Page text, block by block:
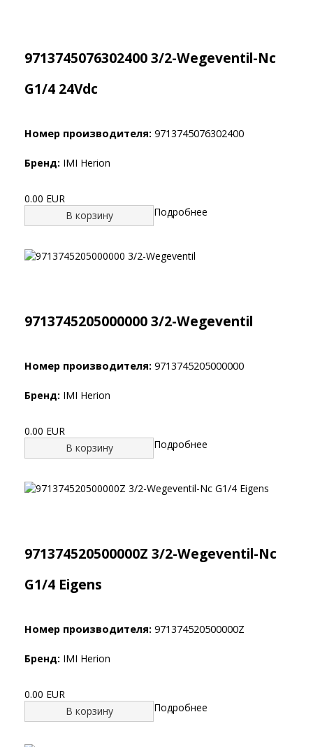
9713745076302400 3/2-Wegeventil-Nc
G1/4 24Vdc
Номер производителя:9713745076302400
Бренд: IMI Herion
0.00 EUR
В корзину
Подробнее
9713745205000000 3/2-Wegeventil
Номер производителя:9713745205000000
Бренд: IMI Herion
0.00 EUR
В корзину
Подробнее
971374520500000Z 3/2-Wegeventil-Nc
G1/4 Eigens
Номер производителя:971374520500000Z
Бренд: IMI Herion
0.00 EUR
В корзину
Подробнее